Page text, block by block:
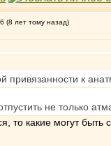
(8 лет тому назад)
привязанности к
не только
то какие могут